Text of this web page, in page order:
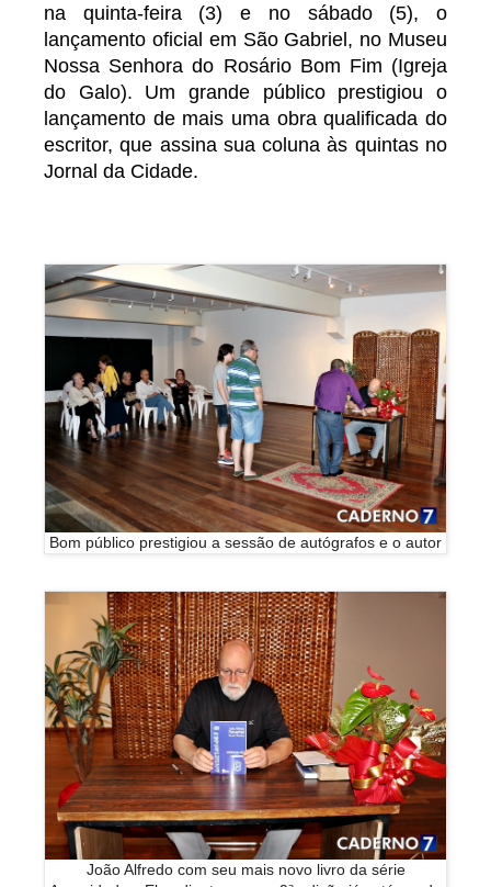
na quinta-feira (3) e no sábado (5), o
lançamento oficial em São Gabriel, no Museu
Nossa Senhora do Rosário Bom Fim (Igreja
do Galo). Um grande público prestigiou o
lançamento de mais uma obra qualificada do
escritor, que assina sua coluna às quintas no
Jornal da Cidade.
Bom público prestigiou a sessão de autógrafos e o autor
João Alfredo com seu mais novo livro da série